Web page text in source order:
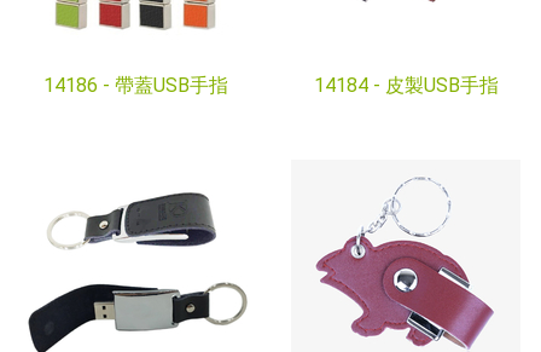
14186 - 帶蓋USB手指 14184 - 皮製USB手指